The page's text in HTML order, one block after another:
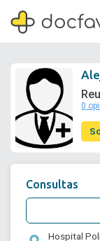
0
Consultas
Hospital